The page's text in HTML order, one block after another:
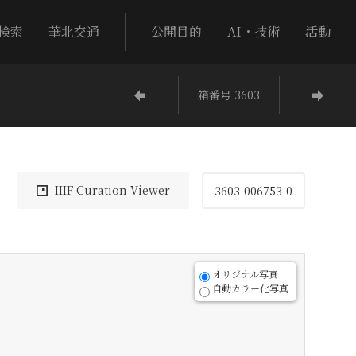
索 華北交通 公開目的 AI・技術 活動
− 箱番号 3603 −
IIIF Curation Viewer 3603-006753-0
オリジナル写真
自動カラー化写真